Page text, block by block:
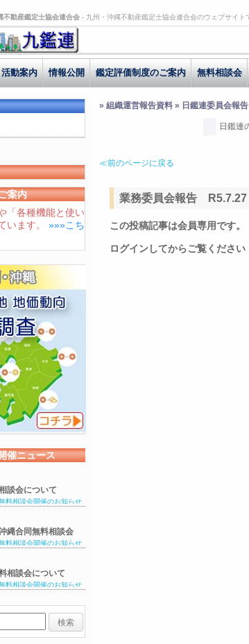
動産鑑定士協会連合会 - 九州・沖縄不動産鑑定士協会連合会のウェブサイ
活動案内 情報公開 鑑定評価制度のご案内 無料相談会
» 組織運営報告資料 » 日鑑連委員会報告
日鑑連
≪前のページに戻る
業務委員会報告 R5.7.27
この投稿記事は会員専用です。
ログインしてからご覧ください
案内
「各種機能と使い
います。 »»»こち
催ニュース
談会について
料相談会開催のお知らせ
縄合同無料相談会
料相談会開催のお知らせ
相談会について
料相談会開催のお知らせ